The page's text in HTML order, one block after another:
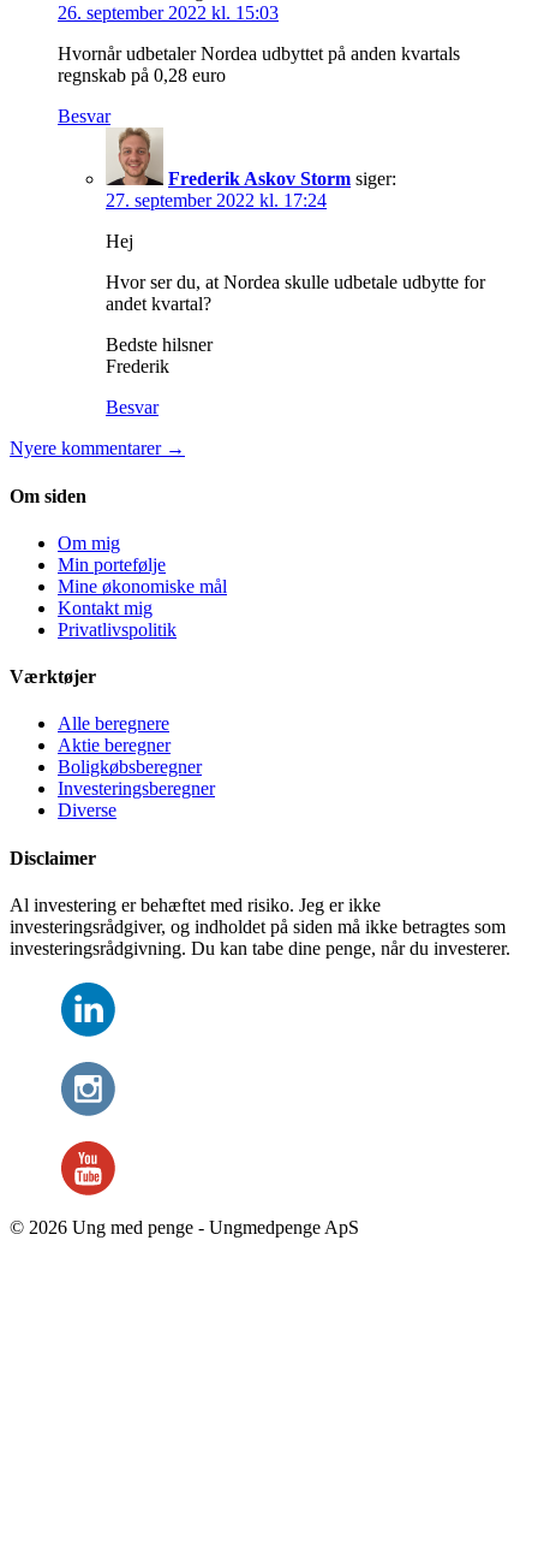
26. september 2022 kl. 15:03
Hvornår udbetaler Nordea udbyttet på anden kvartals
regnskab på 0,28 euro
Besvar
Frederik Askov Storm siger:
27. september 2022 kl. 17:24
Hej
Hvor ser du, at Nordea skulle udbetale udbytte for
andet kvartal?
Bedste hilsner
Frederik
Besvar
Nyere kommentarer →
Om siden
Om mig
Min portefølje
Mine økonomiske mål
Kontakt mig
Privatlivspolitik
Værktøjer
Alle beregnere
Aktie beregner
Boligkøbsberegner
Investeringsberegner
Diverse
Disclaimer
Al investering er behæftet med risiko. Jeg er ikke
investeringsrådgiver, og indholdet på siden må ikke betragtes som
investeringsrådgivning. Du kan tabe dine penge, når du investerer.
© 2026 Ung med penge - Ungmedpenge ApS